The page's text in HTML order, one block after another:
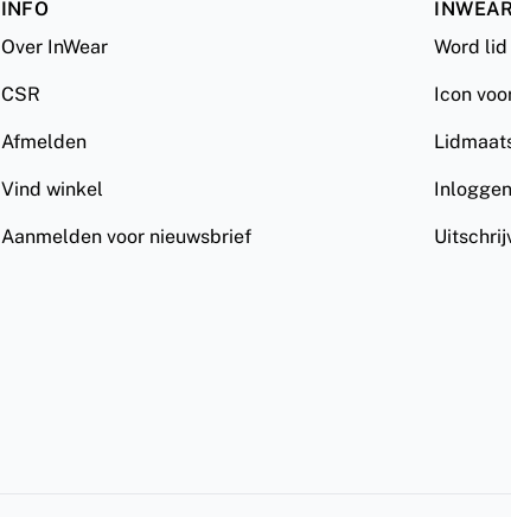
INFO
Over InWear
CSR
Afmelden
Vind winkel
Aanmelden voor nieuwsbrief
Word lid
Icon
Inloggen